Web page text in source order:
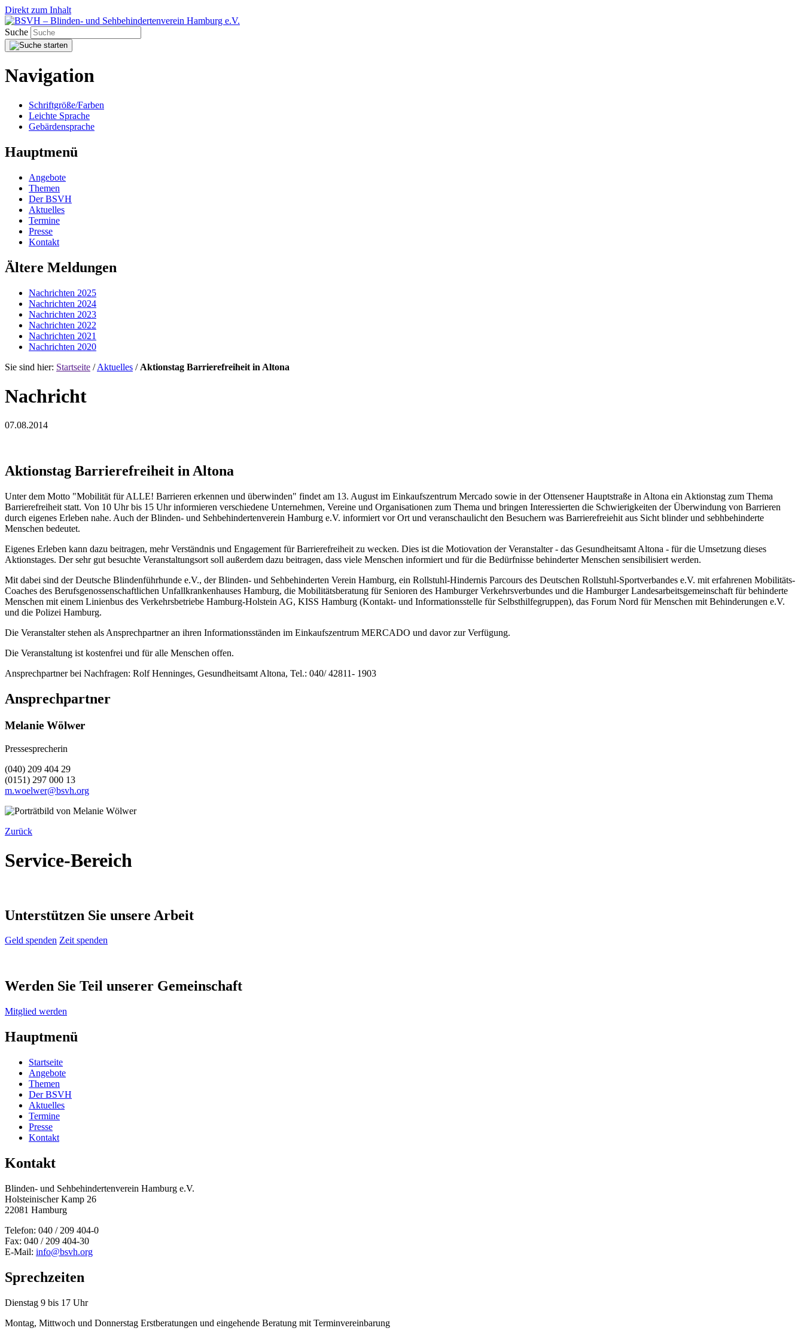
Direkt zum Inhalt
Suche
Navigation
Schriftgröße/Farben
Leichte Sprache
Gebärdensprache
Hauptmenü
Angebote
Themen
Der BSVH
Aktuelles
Termine
Presse
Kontakt
Ältere Meldungen
Nachrichten 2025
Nachrichten 2024
Nachrichten 2023
Nachrichten 2022
Nachrichten 2021
Nachrichten 2020
Sie sind hier: Startseite /Aktuelles / Aktionstag Barrierefreiheit in Altona
Nachricht
07.08.2014
Aktionstag Barrierefreiheit in Altona
Unter dem Motto "Mobilität für ALLE! Barrieren erkennen und überwinden" findet am 13. August im Einkaufszentrum Mercado sowie in der Ottensener Hauptstraße in Altona ein Aktionstag zum Thema
Barrierefreiheit statt. Von 10 Uhr bis 15 Uhr informieren verschiedene Unternehmen, Vereine und Organisationen zum Thema und bringen Interessierten die Schwierigkeiten der Überwindung von Barrieren
durch eigenes Erleben nahe. Auch der Blinden- und Sehbehindertenverein Hamburg e.V. informiert vor Ort und veranschaulicht den Besuchern was Barrierefreiehit aus Sicht blinder und sebhbehinderte
Menschen bedeutet.
Eigenes Erleben kann dazu beitragen, mehr Verständnis und Engagement für Barrierefreiheit zu wecken. Dies ist die Motiovation der Veranstalter - das Gesundheitsamt Altona - für die Umsetzung dieses
Aktionstages. Der sehr gut besuchte Veranstaltungsort soll außerdem dazu beitragen, dass viele Menschen informiert und für die Bedürfnisse behinderter Menschen sensibilisiert werden.
Mit dabei sind der Deutsche Blindenführhunde e.V., der Blinden- und Sehbehinderten Verein Hamburg, ein Rollstuhl-Hindernis Parcours des Deutschen Rollstuhl-Sportverbandes e.V. mit erfahrenen Mobilitäts-
Coaches des Berufsgenossenschaftlichen Unfallkrankenhauses Hamburg, die Mobilitätsberatung für Senioren des Hamburger Verkehrsverbundes und die Hamburger Landesarbeitsgemeinschaft für behinderte
Menschen mit einem Linienbus des Verkehrsbetriebe Hamburg-Holstein AG, KISS Hamburg (Kontakt- und Informationsstelle für Selbsthilfegruppen), das Forum Nord für Menschen mit Behinderungen e.V.
und die Polizei Hamburg.
Die Veranstalter stehen als Ansprechpartner an ihren Informationsständen im Einkaufszentrum MERCADO und davor zur Verfügung.
Die Veranstaltung ist kostenfrei und für alle Menschen offen.
Ansprechpartner bei Nachfragen: Rolf Henninges, Gesundheitsamt Altona, Tel.: 040/ 42811- 1903
Ansprechpartner
Melanie Wölwer
Pressesprecherin
(040) 209 404 29
(0151) 297 000 13
m.woelwer@bsvh.org
Zurück
Service-Bereich
Unterstützen Sie unsere Arbeit
Geld spenden Zeit spenden
Werden Sie Teil unserer Gemeinschaft
Mitglied werden
Hauptmenü
Startseite
Angebote
Themen
Der BSVH
Aktuelles
Termine
Presse
Kontakt
Kontakt
Blinden- und Sehbehinderten­verein Hamburg e.V.
Holsteinischer Kamp 26
22081 Hamburg
Telefon: 040 / 209 404-0
Fax: 040 / 209 404-30
E-Mail: info@bsvh.org
Sprechzeiten
Dienstag 9 bis 17 Uhr
Montag, Mittwoch und Donnerstag Erstberatungen und eingehende Beratung mit Terminvereinbarung